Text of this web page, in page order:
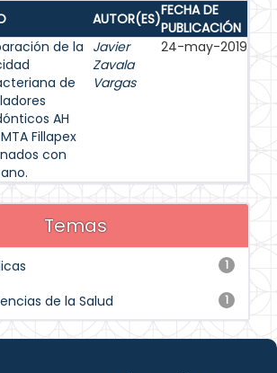
AUTOR(ES)FECHA DE
PUBLICACIÓN
de la
de
AH
Fillapex
con
Javier
Zavala
Vargas
24-may-2019
Temas
1
1
de la Salud